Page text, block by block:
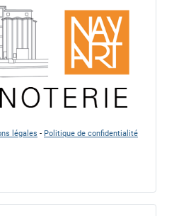
légales - Politique de confidentialité